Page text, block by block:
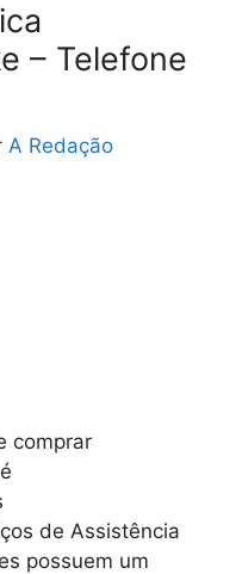
– Telefone
A Redação
comprar
de Assistência
possuem um